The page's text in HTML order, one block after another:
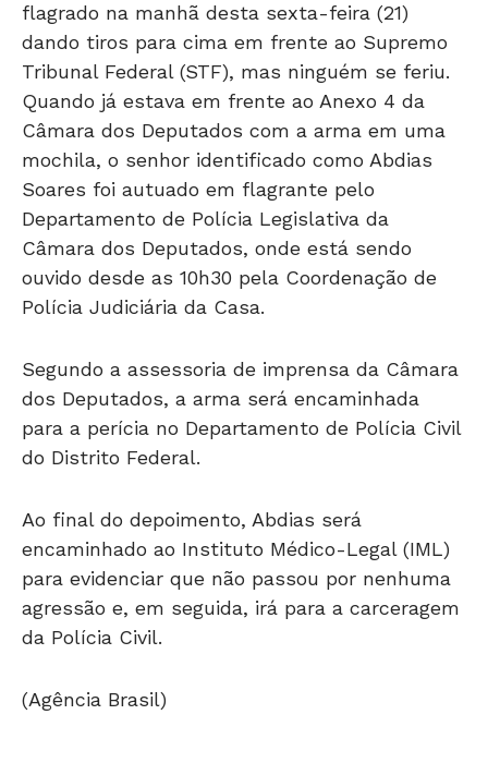
flagrado na manhã desta sexta-feira (21)
dando tiros para cima em frente ao Supremo
Tribunal Federal (STF), mas ninguém se feriu.
Quando já estava em frente ao Anexo 4 da
Câmara dos Deputados com a arma em uma
mochila, o senhor identificado como Abdias
Soares foi autuado em flagrante pelo
Departamento de Polícia Legislativa da
Câmara dos Deputados, onde está sendo
ouvido desde as 10h30 pela Coordenação de
Polícia Judiciária da Casa.
Segundo a assessoria de imprensa da Câmara
dos Deputados, a arma será encaminhada
para a perícia no Departamento de Polícia Civil
do Distrito Federal.
Ao final do depoimento, Abdias será
encaminhado ao Instituto Médico-Legal (IML)
para evidenciar que não passou por nenhuma
agressão e, em seguida, irá para a carceragem
da Polícia Civil.
(Agência Brasil)